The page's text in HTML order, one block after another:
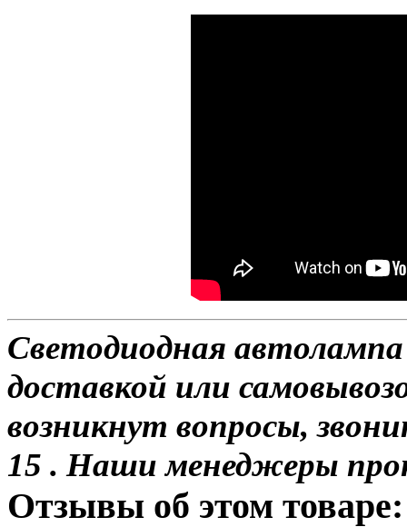
Светодиодная
доставкой или
возникнут вопросы,
15 . Наши менеджеры
Отзывы об этом товаре: